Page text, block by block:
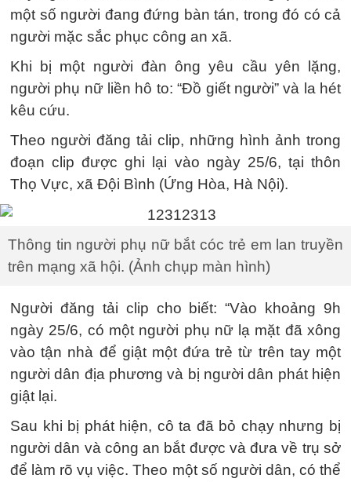
một số người đang đứng bàn tán, trong đó có cả
người mặc sắc phục công an xã.
Khi bị một người đàn ông yêu cầu yên lặng,
người phụ nữ liền hô to: “Đồ giết người” và la hét
kêu cứu.
Theo người đăng tải clip, những hình ảnh trong
đoạn clip được ghi lại vào ngày 25/6, tại thôn
Thọ Vực, xã Đội Bình (Ứng Hòa, Hà Nội).
Thông tin người phụ nữ bắt cóc trẻ em lan truyền
trên mạng xã hội. (Ảnh chụp màn hình)
Người đăng tải clip cho biết: “Vào khoảng 9h
ngày 25/6, có một người phụ nữ lạ mặt đã xông
vào tận nhà để giật một đứa trẻ từ trên tay một
người dân địa phương và bị người dân phát hiện
giật lại.
Sau khi bị phát hiện, cô ta đã bỏ chạy nhưng bị
người dân và công an bắt được và đưa về trụ sở
để làm rõ vụ việc. Theo một số người dân, có thể